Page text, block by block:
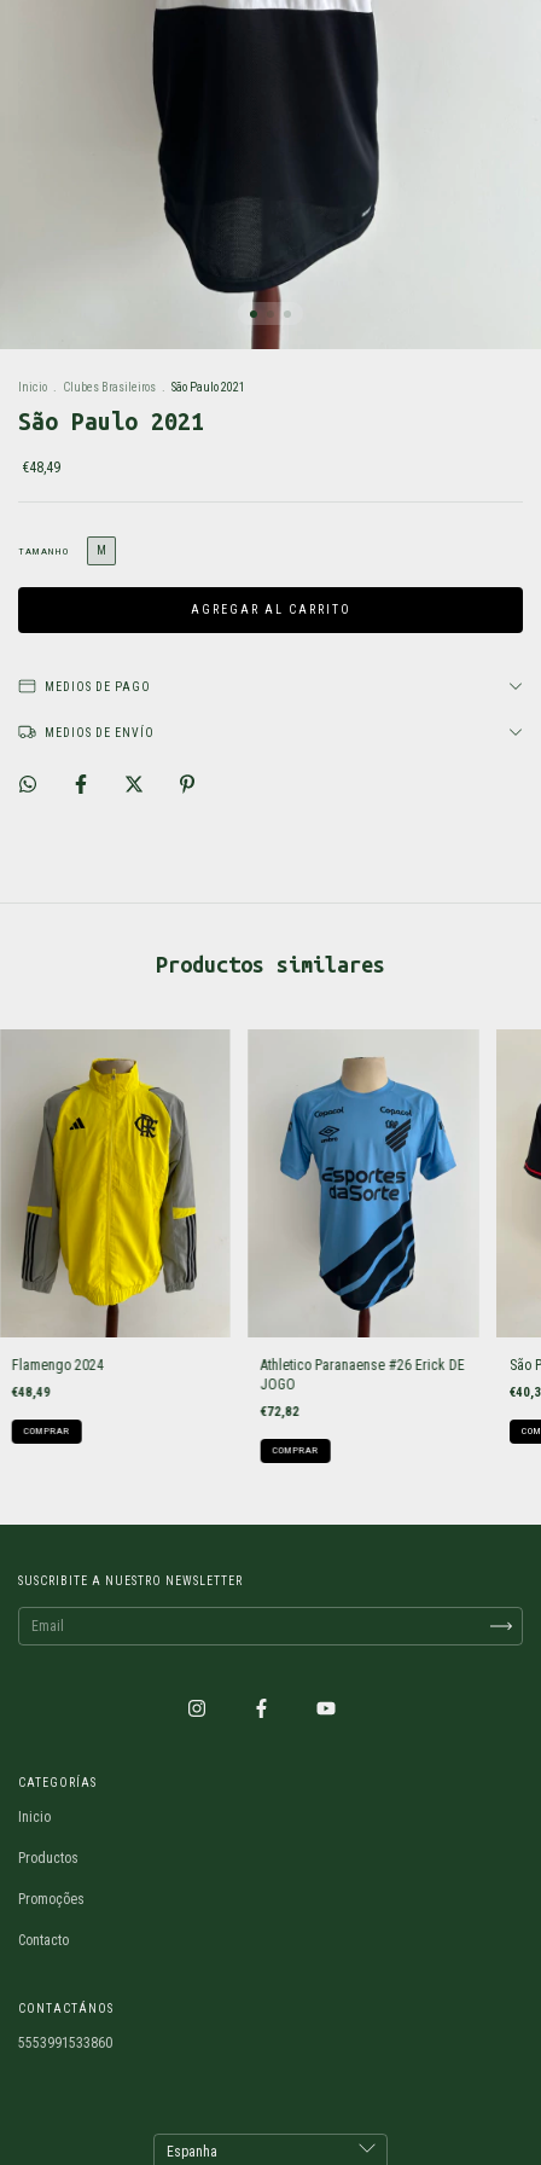
Inicio . Clubes Brasileiros . São Paulo 2021
São Paulo 2021
€48,49
TAMANHO M
MEDIOS DE PAGO
MEDIOS DE ENVÍO
Productos similares
Flamengo 2024
€48,49
COMPRAR
Athletico Paranaense #26 Erick DE
JOGO
€72,82
COMPRAR
São
SUSCRIBITE A NUESTRO NEWSLETTER
CATEGORÍAS
Inicio
Productos
Promoções
Contacto
CONTACTÁNOS
5553991533860